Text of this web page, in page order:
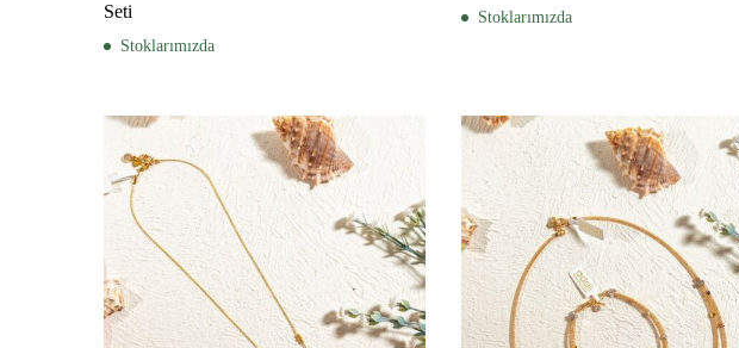
Seti
Stoklarımızda
Stoklarımızda